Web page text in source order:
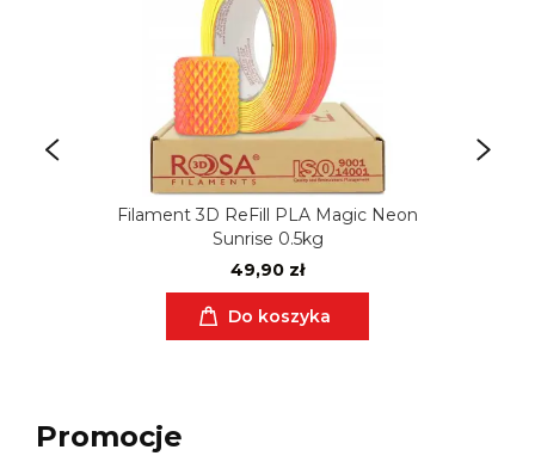
Filament 3D ReFill PLA Magic Neon
Sunrise 0.5kg
49,90 zł
Do koszyka
Promocje